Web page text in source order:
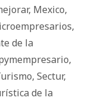
, Mexico,
,
de la
,
, Sectur,
de la